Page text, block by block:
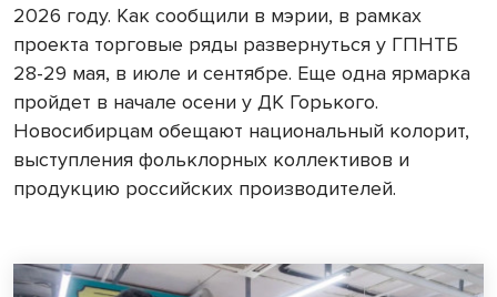
2026 году. Как сообщили в мэрии, в рамках
проекта торговые ряды развернуться у ГПНТБ
28-29 мая, в июле и сентябре. Еще одна ярмарка
пройдет в начале осени у ДК Горького.
Новосибирцам обещают национальный колорит,
выступления фольклорных коллективов и
продукцию российских производителей.